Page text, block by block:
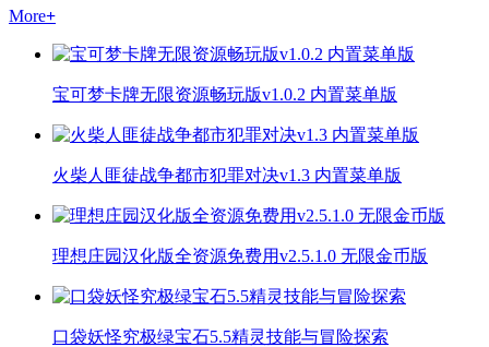
More+
宝可梦卡牌无限资源畅玩版v1.0.2 内置菜单版
火柴人匪徒战争都市犯罪对决v1.3 内置菜单版
理想庄园汉化版全资源免费用v2.5.1.0 无限金币版
口袋妖怪究极绿宝石5.5精灵技能与冒险探索